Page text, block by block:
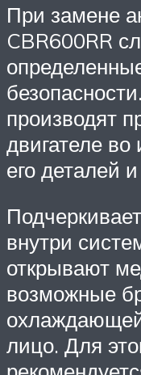
При замене
CBR600RR
производят
двигателе во
его деталей
внутри
открывают
возможные
лицо. Для